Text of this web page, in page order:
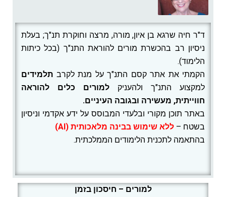
ד"ר חיה שרגא בן איון, מורה, מרצה וחוקרת תנ"ך; בעלת
ניסיון רב בהכשרת מורים להוראת התנ"ך (בכל כיתות
הלימוד).
הקמתי את אתר קסם התנ"ך על מנת לקרב תלמידים
למקצוע התנ"ך ולהעניק למורים
כלים להוראה
חווייתית, מעשירה ובגובה העיניים.
באתר תוכן מקורי ובלעדי המבוסס על ידע אקדמי וניסיון
בשטח – ללא שימוש בבינה מלאכותית (AI)
בהתאמה לתכנית הלימודים הממלכתית.
למורים – חיסכון בזמן